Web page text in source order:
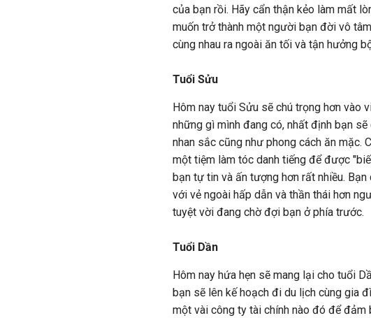
của bạn rồi. Hãy cẩn thận kẻo làm mất
muốn trở thành một người bạn đời vô
cùng nhau ra ngoài ăn tối và tận hưởng
Tuổi Sửu
Hôm nay tuổi Sửu sẽ chú trọng hơn vào
những gì mình đang có, nhất định bạn
nhan sắc cũng như phong cách ăn mặc.
một tiệm làm tóc danh tiếng để được
bạn tự tin và ấn tượng hơn rất nhiều.
với vẻ ngoài hấp dẫn và thần thái hơn
tuyệt vời đang chờ đợi bạn ở phía trước.
Tuổi Dần
Hôm nay hứa hẹn sẽ mang lại cho tuổi
bạn sẽ lên kế hoạch đi du lịch cùng gia
một vài công ty tài chính nào đó để